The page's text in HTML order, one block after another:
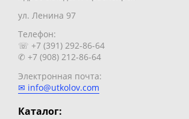
ул. Ленина 97
Телефон:
☏ +7 (391) 292-86-64
✆ +7 (908) 212-86-64
Электронная почта:
✉ info@utkolov.com
Каталог: